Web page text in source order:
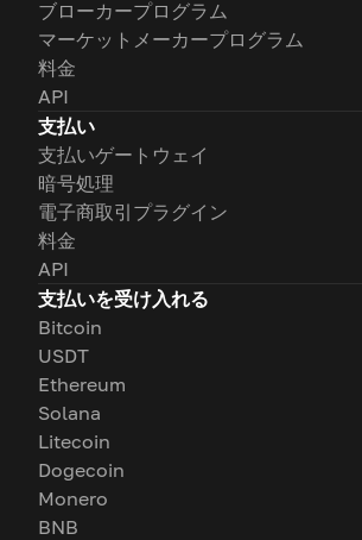
ブローカープログラム
マーケットメーカープログラム
料金
API
支払い
支払いゲートウェイ
暗号処理
電子商取引プラグイン
料金
API
支払いを受け入れる
Bitcoin
USDT
Ethereum
Solana
Litecoin
Dogecoin
Monero
BNB